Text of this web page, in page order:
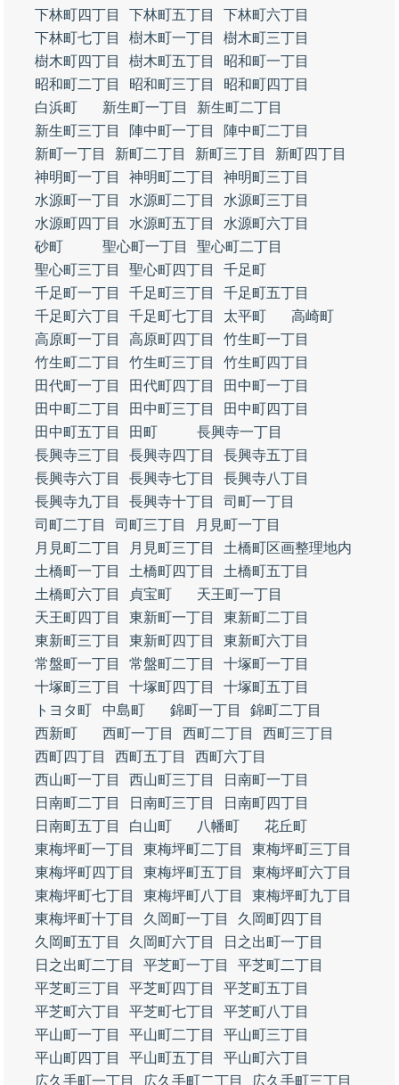
下林町四丁目
下林町五丁目
下林町六丁目
下林町七丁目
樹木町一丁目
樹木町三丁目
樹木町四丁目
樹木町五丁目
昭和町一丁目
昭和町二丁目
昭和町三丁目
昭和町四丁目
白浜町
新生町一丁目
新生町二丁目
新生町三丁目
陣中町一丁目
陣中町二丁目
新町一丁目
新町二丁目 新町三丁目
新町四丁目
神明町一丁目
神明町二丁目
神明町三丁目
水源町一丁目
水源町二丁目
水源町三丁目
水源町四丁目
水源町五丁目
水源町六丁目
砂町
聖心町一丁目
聖心町二丁目
聖心町三丁目
聖心町四丁目
千足町
千足町一丁目
千足町三丁目
千足町五丁目
千足町六丁目
千足町七丁目 太平町
高崎町
高原町一丁目
高原町四丁目
竹生町一丁目
竹生町二丁目
竹生町三丁目
竹生町四丁目
田代町一丁目
田代町四丁目
田中町一丁目
田中町二丁目
田中町三丁目
田中町四丁目
田中町五丁目
田町
長興寺一丁目
長興寺三丁目
長興寺四丁目
長興寺五丁目
長興寺六丁目
長興寺七丁目
長興寺八丁目
長興寺九丁目
長興寺十丁目
司町一丁目
司町二丁目
司町三丁目
月見町一丁目
月見町二丁目
月見町三丁目
土橋町区画整理地内
土橋町一丁目
土橋町四丁目
土橋町五丁目
土橋町六丁目
貞宝町
天王町一丁目
天王町四丁目
東新町一丁目
東新町二丁目
東新町三丁目
東新町四丁目
東新町六丁目
常盤町一丁目
常盤町二丁目
十塚町一丁目
十塚町三丁目
十塚町四丁目
十塚町五丁目
トヨタ町
中島町 錦町一丁目
錦町二丁目
西新町
西町一丁目 西町二丁目
西町三丁目
西町四丁目
西町五丁目
西町六丁目
西山町一丁目
西山町三丁目
日南町一丁目
日南町二丁目
日南町三丁目
日南町四丁目
日南町五丁目
白山町 八幡町
花丘町
東梅坪町一丁目
東梅坪町二丁目
東梅坪町三丁目
東梅坪町四丁目
東梅坪町五丁目
東梅坪町六丁目
東梅坪町七丁目
東梅坪町八丁目
東梅坪町九丁目
東梅坪町十丁目
久岡町一丁目
久岡町四丁目
久岡町五丁目
久岡町六丁目
日之出町一丁目
日之出町二丁目
平芝町一丁目
平芝町二丁目
平芝町三丁目
平芝町四丁目
平芝町五丁目
平芝町六丁目
平芝町七丁目
平芝町八丁目
平山町一丁目
平山町二丁目
平山町三丁目
平山町四丁目
平山町五丁目
平山町六丁目
広久手町一丁目
広久手町二丁目
広久手町三丁目